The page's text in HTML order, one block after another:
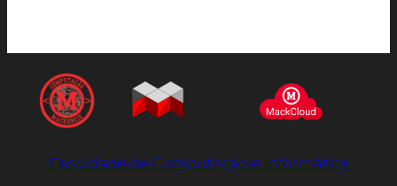
Faculdade de Computação e Informática